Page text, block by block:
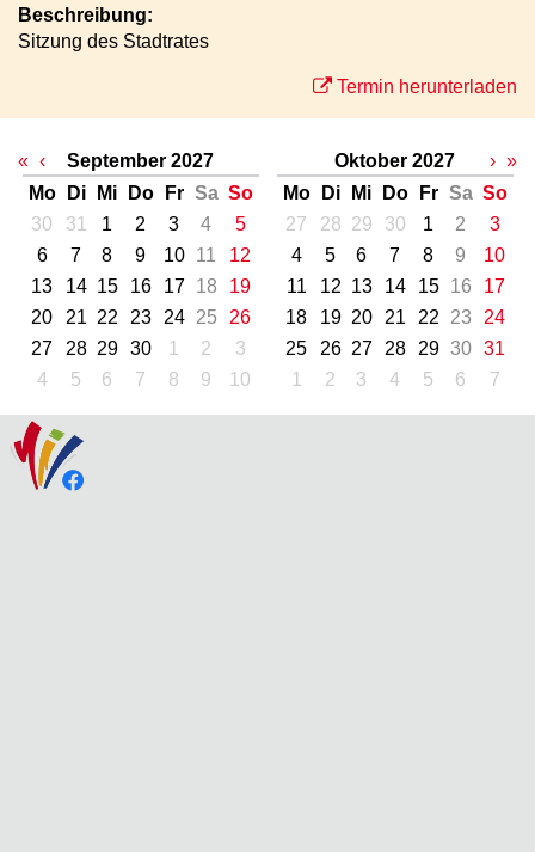
Beschreibung:
Sitzung des Stadtrates
Termin herunterladen
« ‹
September 2027
Mo
Di Mi Do Fr Sa So
30
31 1 2 3 4
5
6
7 8 9 10 11
12
13
14 15 16 17 18
19
20
21 22 23 24 25
26
27
28 29 30 1 2
3
4
5 6 7 8 9 10
Oktober 2027
Mo
Di Mi Do Fr Sa So
27
28 29 30 1 2
3
4
5 6 7 8 9
10
11
12 13 14 15 16
17
18
19 20 21 22 23
24
25
26 27 28 29 30
31
1
2 3 4 5 6 7
› »